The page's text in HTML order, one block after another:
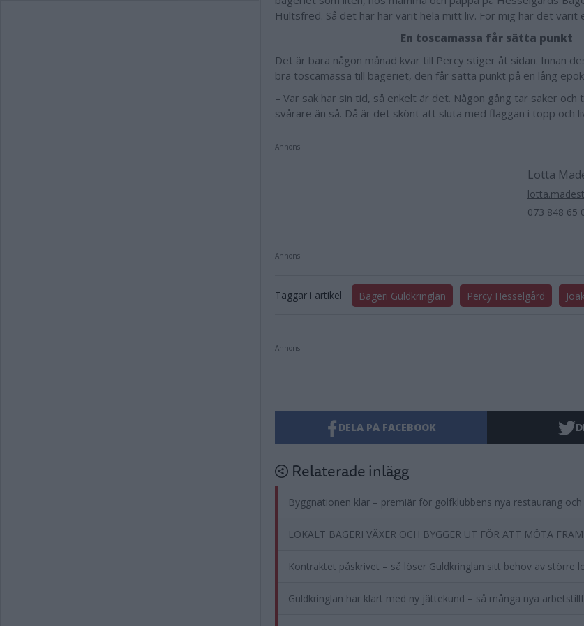
Hultsfred. Så det här har varit hela mitt liv. För mig har det varit
En toscamassa får sätta punkt
Det är bara någon månad kvar till Percy stiger åt sidan. Innan
bra toscamassa till bageriet, den får sätta punkt på en lång
– Var sak har sin tid, så enkelt är det. Någon gång tar saker och
svårare än så. Då är det skönt att sluta med flaggan i topp och
Annons:
Lotta
073 848 65
Annons:
Taggar i artikel Bageri Guldkringlan Percy Hesselgård
Annons:
DELA PÅ FACEBOOK
Relaterade inlägg
Byggnationen klar – premiär för golfklubbens nya restaurang
LOKALT BAGERI VÄXER OCH BYGGER UT FÖR ATT MÖTA
Kontraktet påskrivet – så löser Guldkringlan sitt behov av större
Guldkringlan har klart med ny jättekund – så många nya